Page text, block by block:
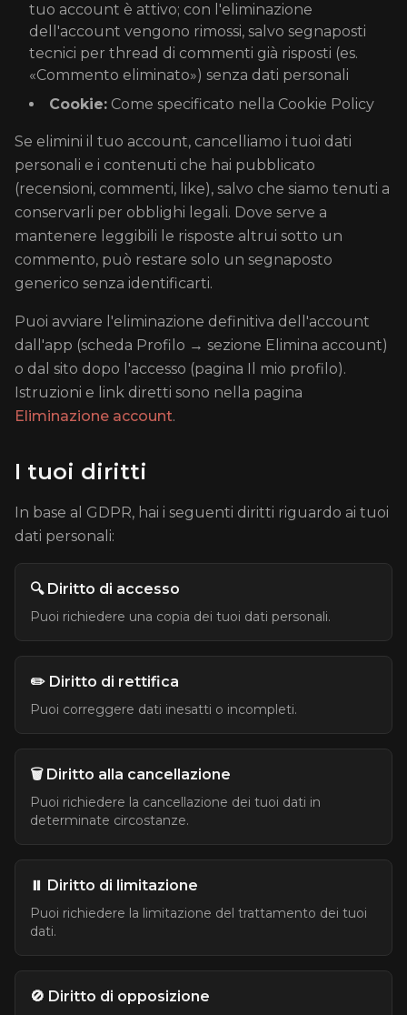
tuo account è attivo; con l'eliminazione
dell'account vengono rimossi, salvo segnaposti
tecnici per thread di commenti già risposti (es.
«Commento eliminato») senza dati personali
Cookie: Come specificato nella Cookie Policy
Se elimini il tuo account, cancelliamo i tuoi dati
personali e i contenuti che hai pubblicato
(recensioni, commenti, like), salvo che siamo tenuti a
conservarli per obblighi legali. Dove serve a
mantenere leggibili le risposte altrui sotto un
commento, può restare solo un segnaposto
generico senza identificarti.
Puoi avviare l'eliminazione definitiva dell'account
dall'app (scheda Profilo → sezione Elimina account)
o dal sito dopo l'accesso (pagina Il mio profilo).
Istruzioni e link diretti sono nella pagina
Eliminazione account.
I tuoi diritti
In base al GDPR, hai i seguenti diritti riguardo ai tuoi
dati personali:
🔍 Diritto di accesso
Puoi richiedere una copia dei tuoi dati personali.
✏️ Diritto di rettifica
Puoi correggere dati inesatti o incompleti.
🗑️ Diritto alla cancellazione
Puoi richiedere la cancellazione dei tuoi dati in
determinate circostanze.
⏸️ Diritto di limitazione
Puoi richiedere la limitazione del trattamento dei tuoi
dati.
🚫 Diritto di opposizione